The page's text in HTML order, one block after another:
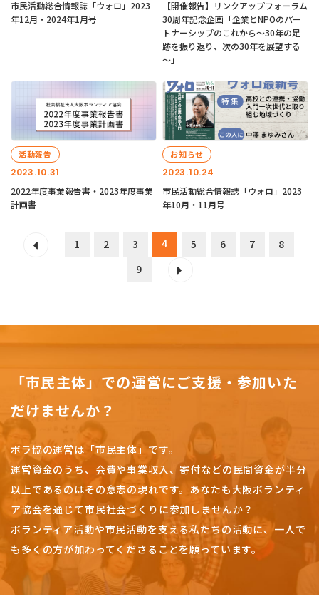
市民活動総合情報誌「ウォロ」2023
年12月・2024年1月号
【開催報告】リンクアップフォーラム
30周年記念企画「企業とNPOのパー
トナーシップのこれから～30年の足
跡を振り返り、次の30年を展望する
～」
2023.10.31
活動報告
2022年度事業報告書・2023年度事業
計画書
2023.10.24
お知らせ
市民活動総合情報誌「ウォロ」2023
年10月・11月号
1 2 3 4 5 6 7
8
9
「市民主体」での運営にご支援・参加いた
だけませんか？
ボラ協の運営は「市民主体」です。
運営資金のうち、会費や事業収入、寄付などの民間資金が半分
以上であるのはその意志の現れです。 あなたも大阪ボランティ
ア協会を通じて市民社会づくりに参加しませんか？
ボランティア活動や市民活動を支える私たちの活動に、一人で
も多くの方が加わってくださることを願っています。